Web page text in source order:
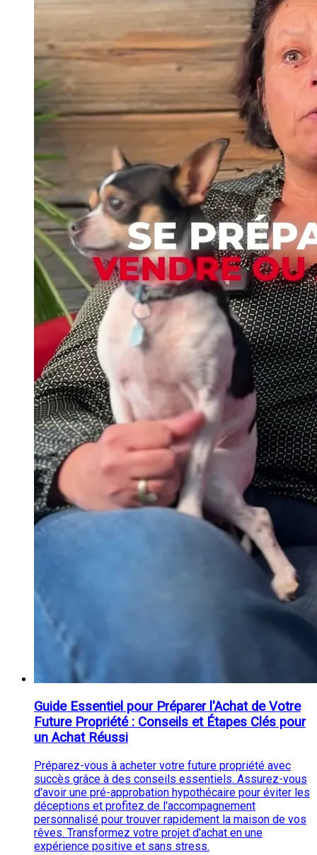
Guide Essentiel pour Préparer l'Achat de Votre
Future Propriété : Conseils et Étapes Clés pour
un Achat Réussi
Préparez-vous à acheter votre future propriété avec
succès grâce à des conseils essentiels. Assurez-vous
d'avoir une pré-approbation hypothécaire pour éviter les
déceptions et profitez de l'accompagnement
personnalisé pour trouver rapidement la maison de vos
rêves. Transformez votre projet d'achat en une
expérience positive et sans stress.